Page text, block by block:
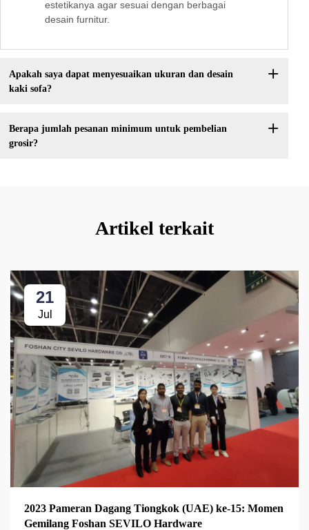
estetikanya agar sesuai dengan berbagai
desain furnitur.
Apakah saya dapat menyesuaikan ukuran dan desain
kaki sofa?
Berapa jumlah pesanan minimum untuk pembelian
grosir?
Artikel terkait
21
Jul
2023 Pameran Dagang Tiongkok (UAE) ke-15: Momen
Gemilang Foshan SEVILO Hardware